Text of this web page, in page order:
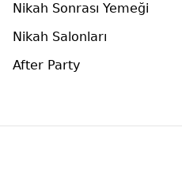
Nikah Sonrası Yemeği
Nikah Salonları
After Party